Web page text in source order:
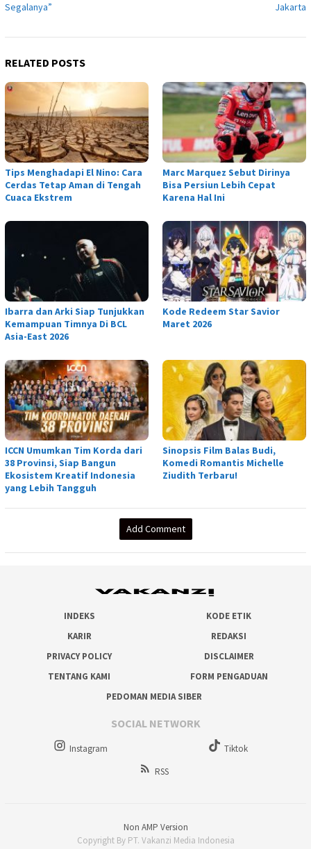
Segalanya”
Jakarta
RELATED POSTS
Tips Menghadapi El Nino: Cara
Cerdas Tetap Aman di Tengah
Cuaca Ekstrem
Marc Marquez Sebut Dirinya
Bisa Persiun Lebih Cepat
Karena Hal Ini
Ibarra dan Arki Siap Tunjukkan
Kemampuan Timnya Di BCL
Asia-East 2026
Kode Redeem Star Savior
Maret 2026
ICCN Umumkan Tim Korda dari
38 Provinsi, Siap Bangun
Ekosistem Kreatif Indonesia
yang Lebih Tangguh
Sinopsis Film Balas Budi,
Komedi Romantis Michelle
Ziudith Terbaru!
Add Comment
INDEKS
KODE ETIK
KARIR
REDAKSI
PRIVACY POLICY
DISCLAIMER
TENTANG KAMI
FORM PENGADUAN
PEDOMAN MEDIA SIBER
SOCIAL NETWORK
Instagram
Tiktok
RSS
Non AMP Version
Copyright By PT. Vakanzi Media Indonesia